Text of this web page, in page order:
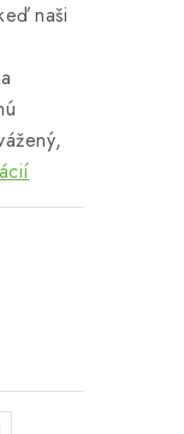
naši